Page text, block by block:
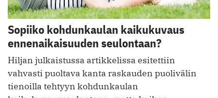
Sopiiko kohdunkaulan kaikukuvaus
ennenaikaisuuden seulontaan?
Hiljan julkaistussa artikkelissa esitettiin
vahvasti puoltava kanta raskauden puolivälin
tienoilla tehtyyn kohdunkaulan